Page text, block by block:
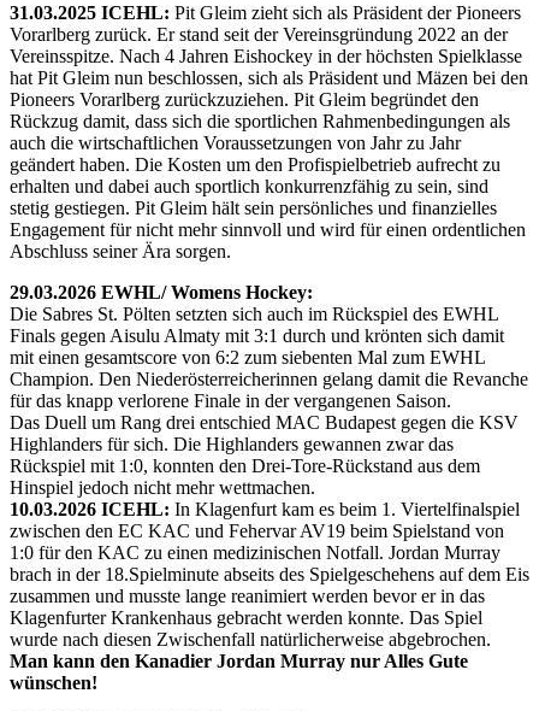
31.03.2025 ICEHL: Pit Gleim zieht sich als Präsident der Pioneers
Vorarlberg zurück. Er stand seit der Vereinsgründung 2022 an der
Vereinsspitze. Nach 4 Jahren Eishockey in der höchsten Spielklasse
hat Pit Gleim nun beschlossen, sich als Präsident und Mäzen bei den
Pioneers Vorarlberg zurückzuziehen. Pit Gleim begründet den
Rückzug damit, dass sich die sportlichen Rahmenbedingungen als
auch die wirtschaftlichen Voraussetzungen von Jahr zu Jahr
geändert haben. Die Kosten um den Profispielbetrieb aufrecht zu
erhalten und dabei auch sportlich konkurrenzfähig zu sein, sind
stetig gestiegen. Pit Gleim hält sein persönliches und finanzielles
Engagement für nicht mehr sinnvoll und wird für einen ordentlichen
Abschluss seiner Ära sorgen.
29.03.2026 EWHL/ Womens Hockey:
Die Sabres St. Pölten setzten sich auch im Rückspiel des EWHL
Finals gegen Aisulu Almaty mit 3:1 durch und krönten sich damit
mit einen gesamtscore von 6:2 zum siebenten Mal zum EWHL
Champion. Den Niederösterreicherinnen gelang damit die Revanche
für das knapp verlorene Finale in der vergangenen Saison.
Das Duell um Rang drei entschied MAC Budapest gegen die KSV
Highlanders für sich. Die Highlanders gewannen zwar das
Rückspiel mit 1:0, konnten den Drei-Tore-Rückstand aus dem
Hinspiel jedoch nicht mehr wettmachen.
10.03.2026 ICEHL: In Klagenfurt kam es beim 1. Viertelfinalspiel
zwischen den EC KAC und Fehervar AV19 beim Spielstand von
1:0 für den KAC zu einen medizinischen Notfall. Jordan Murray
brach in der 18.Spielminute abseits des Spielgeschehens auf dem Eis
zusammen und musste lange reanimiert werden bevor er in das
Klagenfurter Krankenhaus gebracht werden konnte. Das Spiel
wurde nach diesen Zwischenfall natürlicherweise abgebrochen.
Man kann den Kanadier Jordan Murray nur Alles Gute
wünschen!